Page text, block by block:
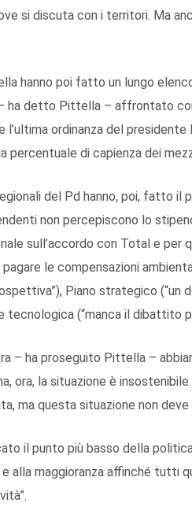
si discuta con i territori. Ma
hanno poi fatto un lungo
ha detto Pittella – affrontato
l’ultima ordinanza del
percentuale di capienza dei
del Pd hanno, poi, fatto il
non percepiscono lo
sull’accordo con Total e per
le compensazioni
Piano strategico
tecnologica (“manca il dibattito
– ha proseguito Pittella –
ora, la situazione è
ma questa situazione non
il punto più basso della
e alla maggioranza affinché tutti